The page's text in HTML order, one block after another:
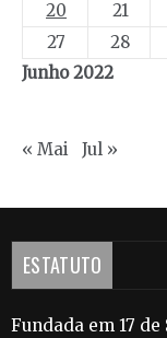
Junho 2022
20
21
27
28
« Mai Jul »
ESTATUTO
Fundada em 17 de